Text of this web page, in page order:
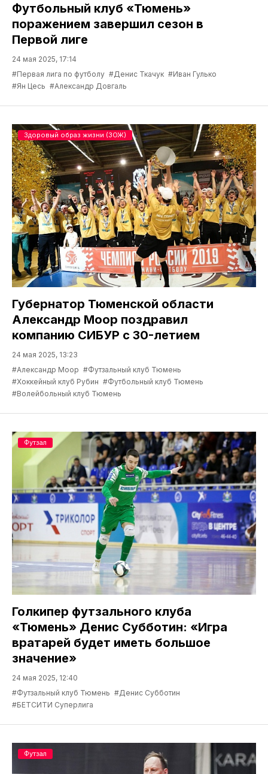
Футбольный клуб «Тюмень»
поражением завершил сезон в
Первой лиге
24 мая 2025, 17:14
#Первая лига по футболу #Денис Ткачук #Иван Гулько
#Ян Цесь #Александр Довгаль
Губернатор Тюменской области
Александр Моор поздравил
компанию СИБУР с 30-летием
24 мая 2025, 13:23
#Александр Моор #Футзальный клуб Тюмень
#Хоккейный клуб Рубин #Футбольный клуб Тюмень
#Волейбольный клуб Тюмень
Здоровый образ жизни (ЗОЖ)
Голкипер футзального клуба
«Тюмень» Денис Субботин: «Игра
вратарей будет иметь большое
значение»
24 мая 2025, 12:40
#Футзальный клуб Тюмень #Денис Субботин
#БЕТСИТИ Суперлига
Футзал
Футзал